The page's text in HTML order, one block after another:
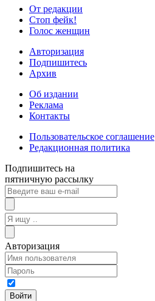
От редакции
Стоп фейк!
Голос женщин
Авторизация
Подпишитесь
Архив
Об издании
Реклама
Контакты
Пользовательское соглашение
Редакционная политика
Подпишитесь на
пятничную рассылку
Авторизация